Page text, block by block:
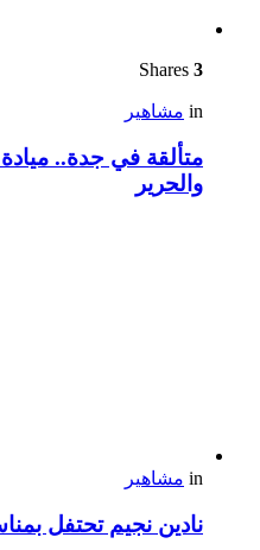
3
in مشاهير
متألقة في جدة..
والحرير
in مشاهير
نادين نجيم تحتفل